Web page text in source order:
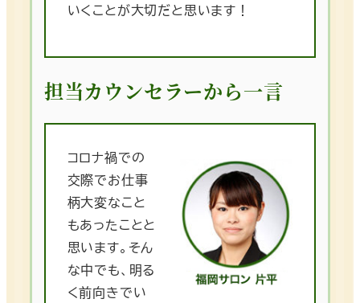
いくことが大切だと思います！
担当カウンセラーから一言
コロナ禍での
交際でお仕事
柄大変なこと
もあったことと
思います。そん
な中でも、明る
く前向きでい